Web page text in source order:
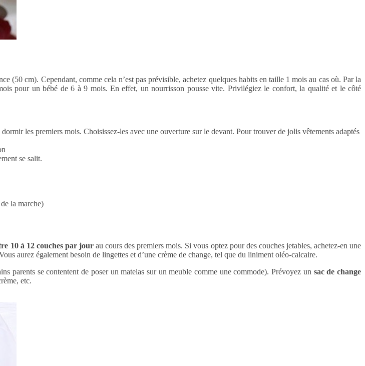
(50 cm). Cependant, comme cela n’est pas prévisible, achetez quelques habits en taille 1 mois au cas où. Par la
pour un bébé de 6 à 9 mois. En effet, un nourrisson pousse vite. Privilégiez le confort, la qualité et le côté
les premiers mois. Choisissez-les avec une ouverture sur le devant. Pour trouver de jolis vêtements adaptés
se salit.
la marche)
10 à 12 couches par jourau cours des premiers mois. Si vous optez pour des couches jetables, achetez-en une
aurez également besoin de lingettes et d’une crème de change, tel que du liniment oléo-calcaire.
parents se contentent de poser un matelas sur un meuble comme une commode). Prévoyez un sac de change
etc.